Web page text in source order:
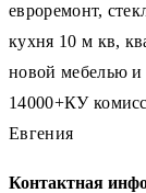
евроремонт,
кухня 10 м кв,
новой мебелью и
14000+КУ
Евгения
Контактная